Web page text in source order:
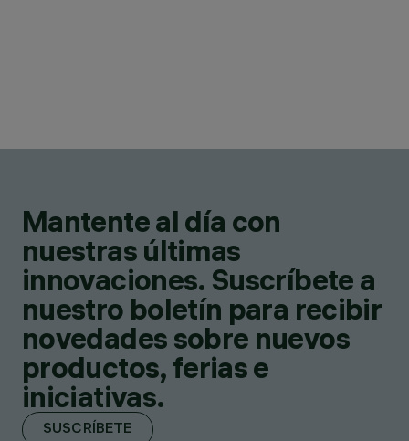
Mantente al día con
nuestras últimas
innovaciones. Suscríbete a
nuestro boletín para recibir
novedades sobre nuevos
productos, ferias e
iniciativas.
SUSCRÍBETE